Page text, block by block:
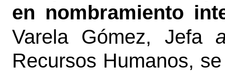
en nombramiento
Varela Gómez, Jefa
Recursos Humanos,